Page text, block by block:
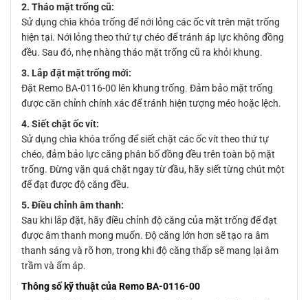
2. Tháo mặt trống cũ:
Sử dụng chìa khóa trống để nới lỏng các ốc vít trên mặt trống
hiện tại. Nới lỏng theo thứ tự chéo để tránh áp lực không đồng
đều. Sau đó, nhẹ nhàng tháo mặt trống cũ ra khỏi khung.
3. Lắp đặt mặt trống mới:
Đặt Remo BA-0116-00 lên khung trống. Đảm bảo mặt trống
được căn chỉnh chính xác để tránh hiện tượng méo hoặc lệch.
4. Siết chặt ốc vít:
Sử dụng chìa khóa trống để siết chặt các ốc vít theo thứ tự
chéo, đảm bảo lực căng phân bố đồng đều trên toàn bộ mặt
trống. Đừng vặn quá chặt ngay từ đầu, hãy siết từng chút một
để đạt được độ căng đều.
5. Điều chỉnh âm thanh:
Sau khi lắp đặt, hãy điều chỉnh độ căng của mặt trống để đạt
được âm thanh mong muốn. Độ căng lớn hơn sẽ tạo ra âm
thanh sáng và rõ hơn, trong khi độ căng thấp sẽ mang lại âm
trầm và ấm áp.
Thông số kỹ thuật của Remo BA-0116-00